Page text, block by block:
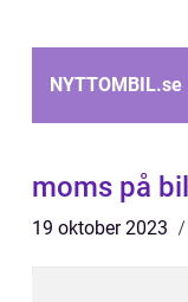
NYTTOMBIL.se
moms på
19 oktober 2023